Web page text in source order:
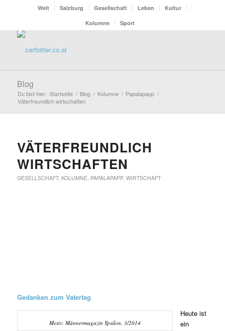
Welt Salzburg Gesellschaft Leben
Kultur
Kolumne
Sport
Blog
Du bist hier: Startseite / Blog / Kolumne / Papalapapp /
Väterfreundlich wirtschaften
VÄTERFREUNDLICH
WIRTSCHAFTEN
GESELLSCHAFT, KOLUMNE, PAPALAPAPP, WIRTSCHAFT
Gedanken zum Vatertag
Motiv: Männermagazin Ypsilon, 3/2014
Heute ist
ein